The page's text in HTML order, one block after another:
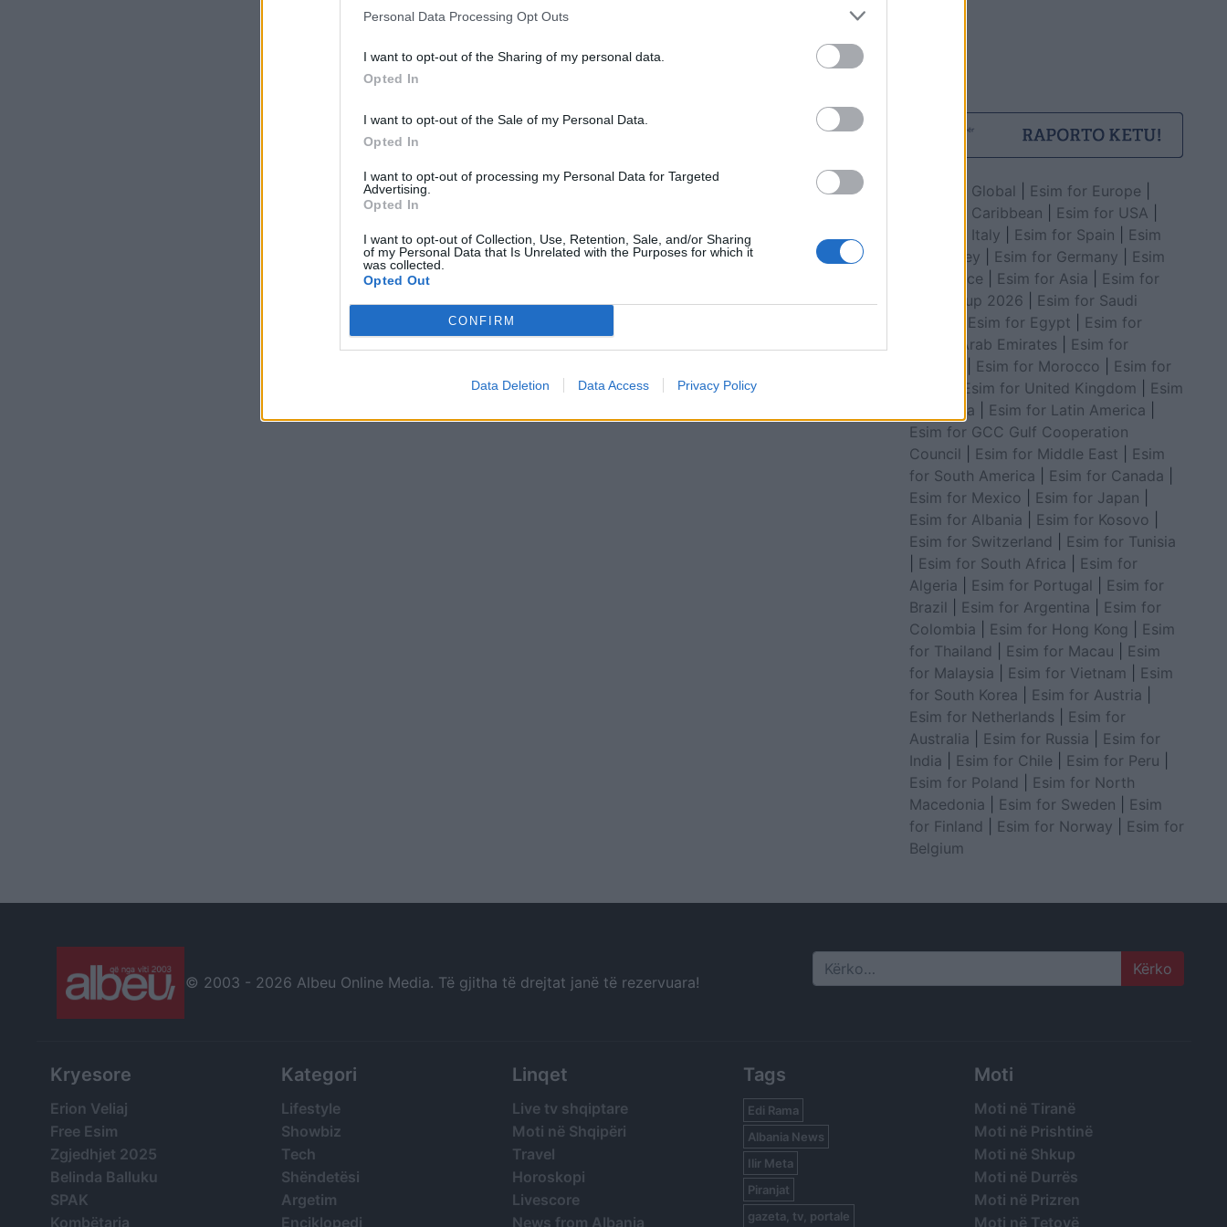
Personal Data Processing Opt Outs
I want to opt-out of the Sharing of my personal data.
Opted In
I want to opt-out of the Sale of my Personal Data.
Opted In
I want to opt-out of processing my Personal Data for Targeted
Advertising.
Opted In
I want to opt-out of Collection, Use, Retention, Sale, and/or Sharing
of my Personal Data that Is Unrelated with the Purposes for which it
was collected.
Opted Out
CONFIRM
Data Deletion Data Access Privacy Policy
Esim for Global Esim for Europe
Esim for Caribbean
Esim for USA
Esim for Italy
Esim for Spain
Esim
for Turkey
Esim for Germany
Esim
for Greece
Esim for Asia
Esim for
World Cup 2026
Esim for Saudi
Esim for Egypt
Esim for
United Arab Emirates
Esim for
Esim for Morocco
Esim for
Esim for United Kingdom
Esim
for Africa
Esim for Latin America
Esim for GCC Gulf Cooperation
Council
Esim for Middle East
Esim
for South America
Esim for Canada
Esim for Mexico
Esim for Japan
Esim for Albania
Esim for Kosovo
Esim for Switzerland
Esim for Tunisia
Esim for South Africa
Esim for
Algeria
Esim for Portugal
Esim for
Brazil
Esim for Argentina
Esim for
Colombia
Esim for Hong Kong
Esim
for Thailand
Esim for Macau
Esim
for Malaysia
Esim for Vietnam
Esim
for South Korea
Esim for Austria
Esim for Netherlands
Esim for
Australia
Esim for Russia
Esim for
India
Esim for Chile Esim for Peru
Esim for Poland
Esim for North
Macedonia
Esim for Sweden
Esim
for Finland
Esim for Norway
Esim for
Belgium
© 2003 - 2026 Albeu Online Media. Të gjitha të drejtat janë të rezervuara! Search
Kryesore
Erion Veliaj
Free Esim
Zgjedhjet 2025
Belinda Balluku
SPAK
Kombëtarja
Kategori
Lifestyle
Showbiz
Tech
Shëndetësi
Argetim
Enciklopedi
Linqet
Live tv shqiptare
Moti në Shqipëri
Travel
Horoskopi
Livescore
News from Albania
Tags
Edi Rama
Albania News
Ilir Meta
Piranjat
gazeta, tv, portale
Moti
Moti në Tiranë
Moti në Prishtinë
Moti në Shkup
Moti në Durrës
Moti në Prizren
Moti në Tetovë